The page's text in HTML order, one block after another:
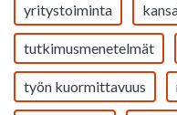
yritystoiminta
tutkimusmenetelmät
työn kuormittavuus